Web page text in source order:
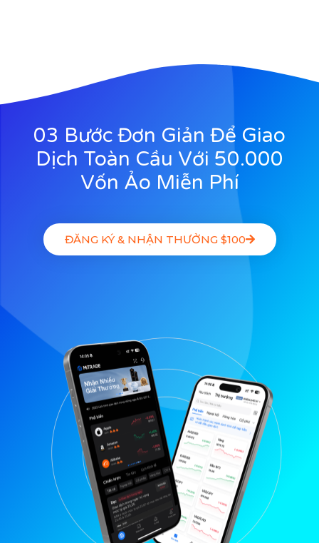
03 Bước Đơn Giản Để Giao
Dịch Toàn Cầu Với 50.000
Vốn Ảo Miễn Phí
ĐĂNG KÝ & NHẬN THƯỞNG $100